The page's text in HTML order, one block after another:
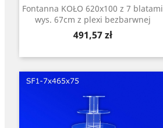
Fontanna KOŁO 620x100 z 7 blatami
wys. 67cm z plexi bezbarwnej
Cena
491,57 zł